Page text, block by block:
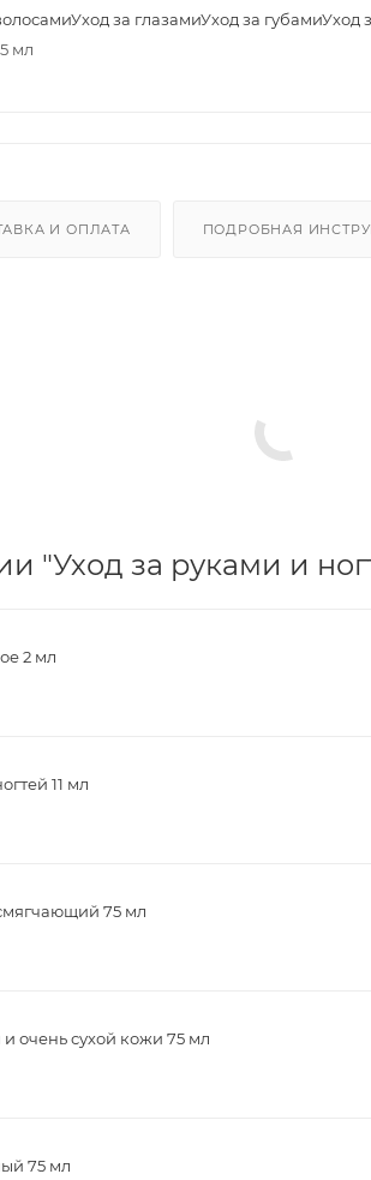
Уход за глазамиУход за губамиУход
мл
И ОПЛАТА ПОДРОБНАЯ
"Уход за руками и
2 мл
11 мл
75 мл
очень сухой кожи 75 мл
75 мл